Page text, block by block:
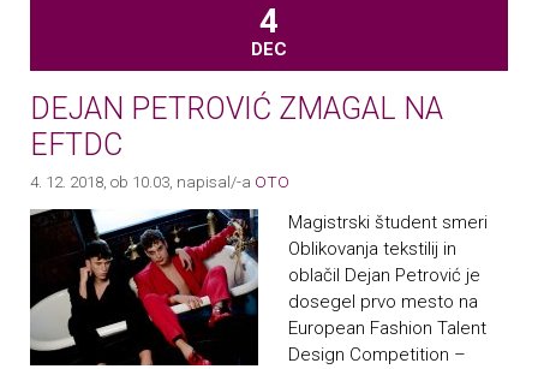
4
DEC
DEJAN PETROVIĆ ZMAGAL NA
EFTDC
4. 12. 2018, ob 10.03 , napisal/-a OTO
Magistrski študent smeri
Oblikovanja tekstilij in
oblačil Dejan Petrović je
dosegel prvo mesto na
European Fashion Talent
Design Competition –